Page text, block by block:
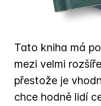
Tato kniha má
mezi velmi
přestože je
chce hodně lidí